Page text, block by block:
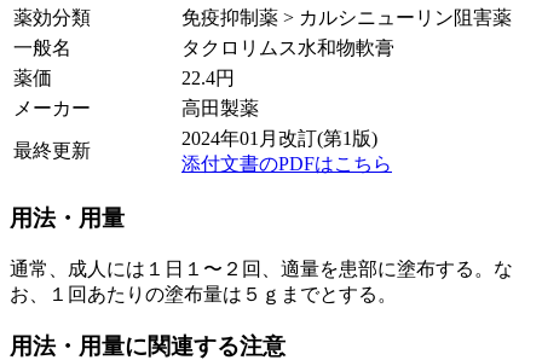
薬効分類
免疫抑制薬 > カルシニューリン阻害薬
一般名
タクロリムス水和物軟膏
薬価
22.4円
メーカー
高田製薬
最終更新
2024年01月改訂(第1版)
添付文書のPDFはこちら
用法・用量
通常、成人には１日１〜２回、適量を患部に塗布する。な
お、１回あたりの塗布量は５ｇまでとする。
用法・用量に関連する注意